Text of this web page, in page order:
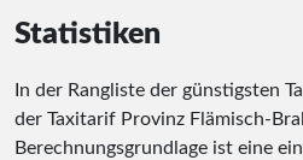
Statistiken
In der Rangliste der günstigsten
der Taxitarif Provinz Flämisch-
Berechnungsgrundlage ist eine